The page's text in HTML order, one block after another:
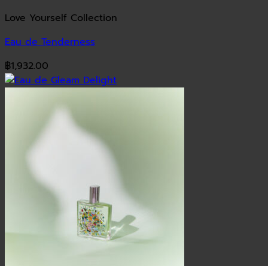
Love Yourself Collection
Eau de Tenderness
฿1,932.00